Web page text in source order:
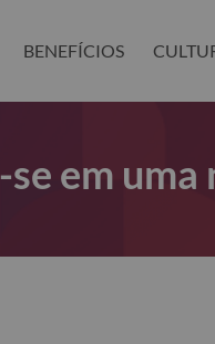
BENEFÍCIOS
em uma